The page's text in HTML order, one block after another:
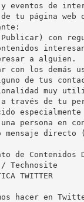
eventos de
de tu página
con
a alguien.
con los demás
de tus
muy
a través de tu
persona en
o mensaje
de
Technosite
TWITTER
hacer en